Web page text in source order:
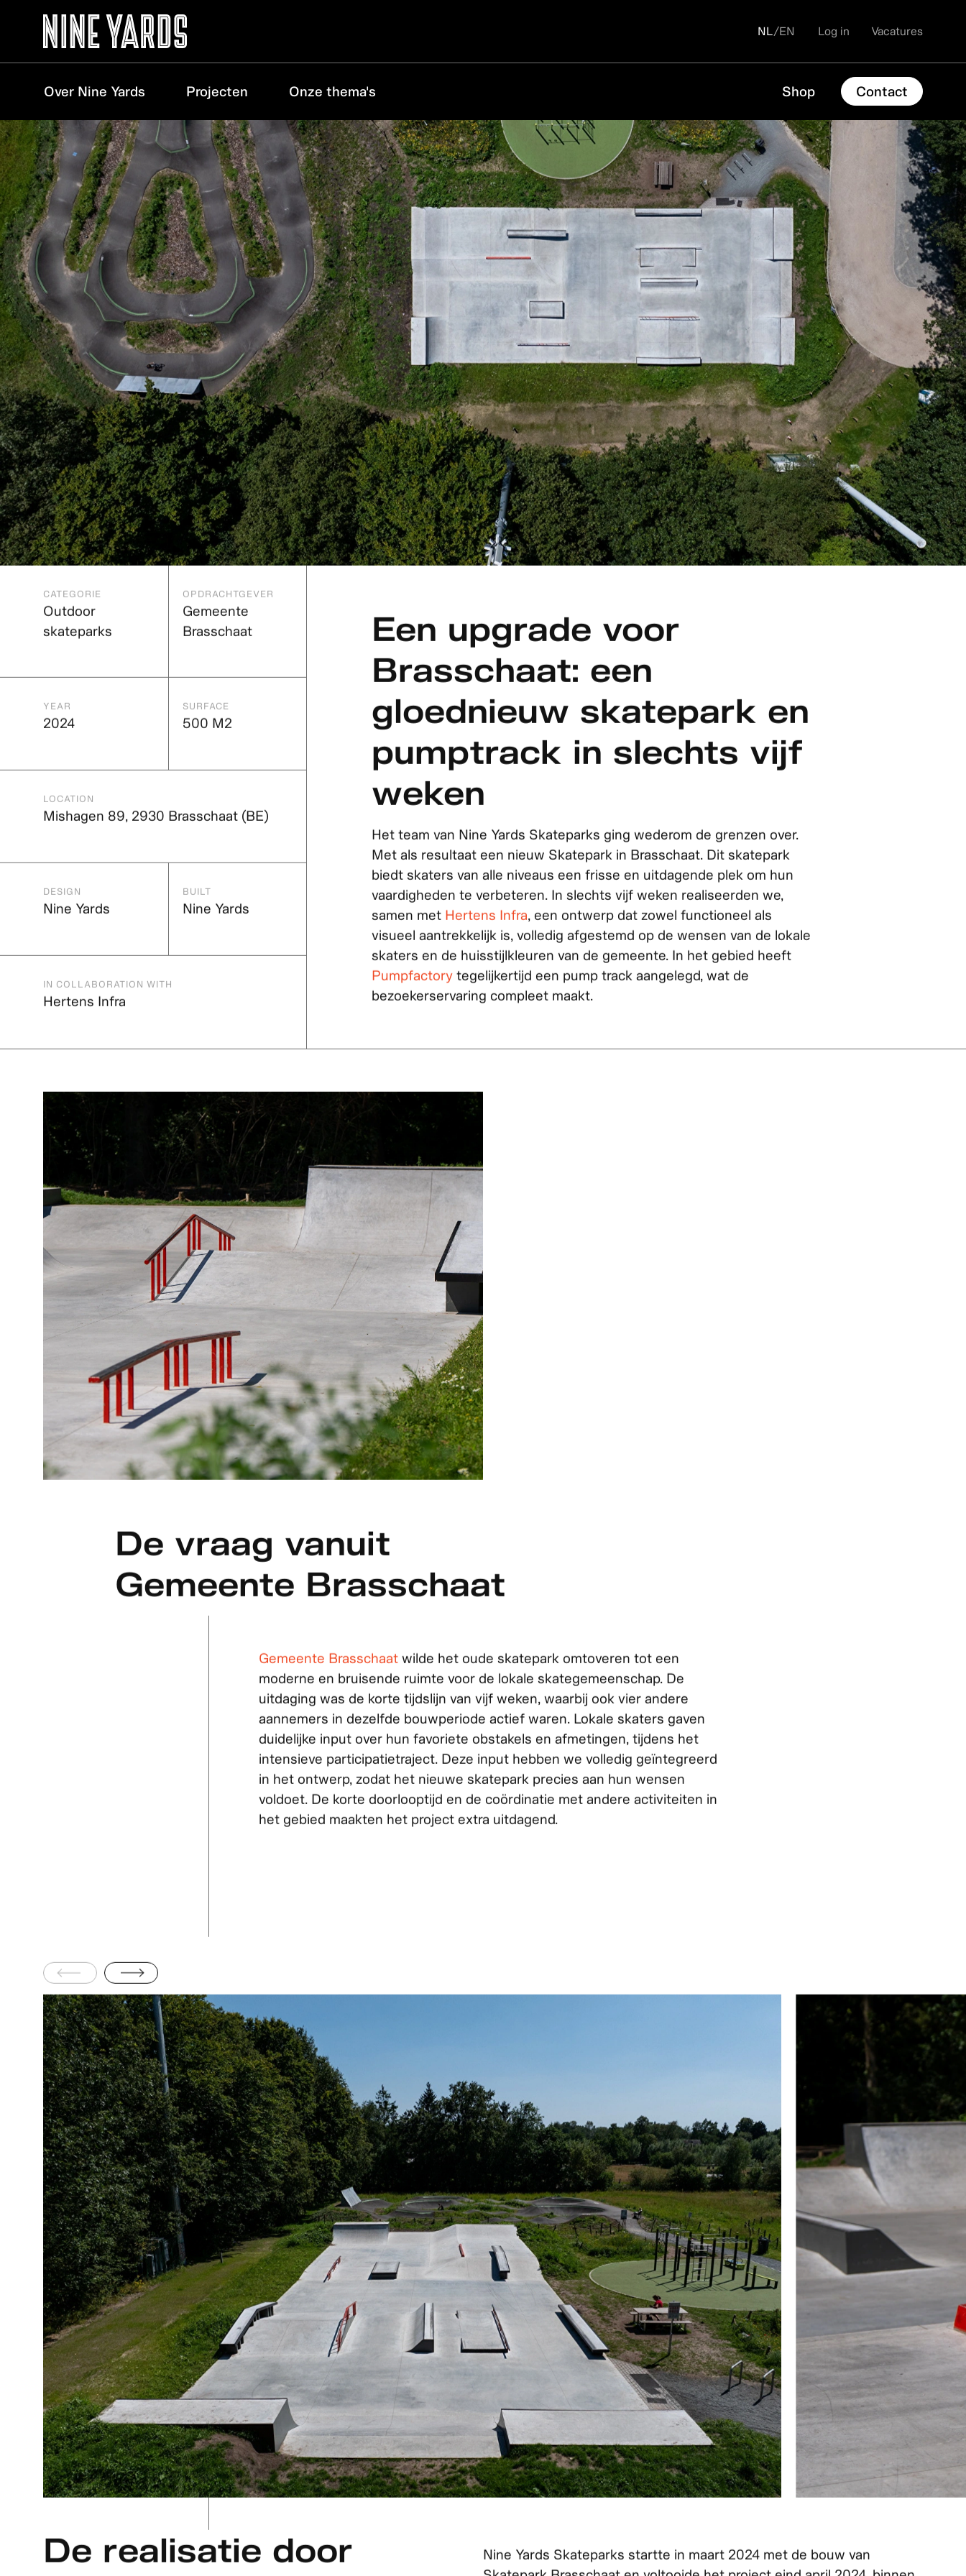
NL/EN Log in Vacatures
Over Nine Yards Projecten Onze thema's Shop Contact
CATEGORIE
Outdoor
OPDRACHTGEVER
Gemeente
YEAR SURFACE
LOCATION
DESIGN
IN COLLABORATION WITH
Hertens Infra
Een upgrade voor
Brasschaat: een
gloednieuw skatepark en
pumptrack in slechts vijf
weken
Het team van Nine Yards Skateparks ging wederom de grenzen over.
Met als resultaat een nieuw Skatepark in Brasschaat. Dit skatepark
biedt skaters van alle niveaus een frisse en uitdagende plek om hun
vaardigheden te verbeteren. In slechts vijf weken realiseerden we,
visueel aantrekkelijk is, volledig afgestemd op de wensen van de lokale
Pumpfactorytegelijkertijd een pump track aangelegd, wat de
bezoekerservaring compleet maakt.
De vraag vanuit
Gemeente Brasschaat
Gemeente Brasschaatwilde het oude skatepark omtoveren tot een
moderne en bruisende ruimte voor de lokale skategemeenschap. De
uitdaging was de korte tijdslijn van vijf weken, waarbij ook vier andere
aannemers in dezelfde bouwperiode actief waren. Lokale skaters gaven